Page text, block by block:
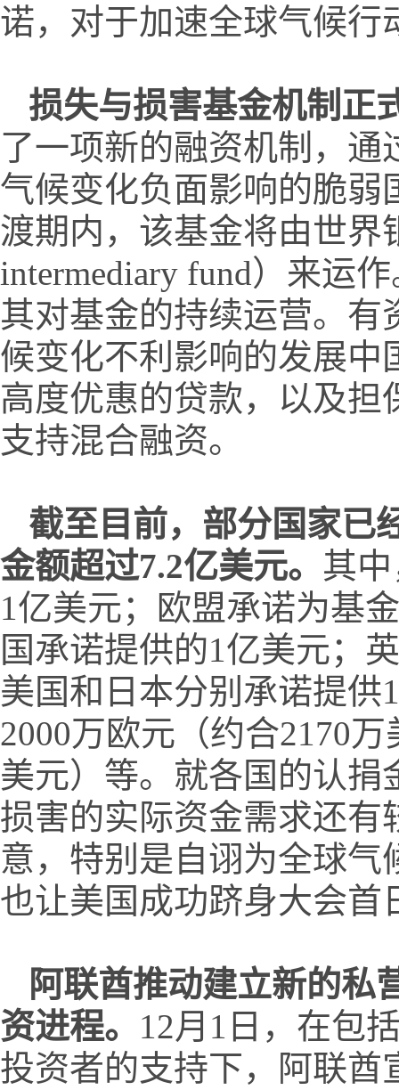
诺，对于加速全球气候行
损失与损害基金机制正
了一项新的融资机制，
气候变化负面影响的脆弱
渡期内，该基金将由世界
intermediary fund）来运
其对基金的持续运营。
候变化不利影响的发展中
高度优惠的贷款，以及
支持混合融资。
截至目前，部分国家已
金额超过7.2亿美元。 其
1亿美元；欧盟承诺为基
国承诺提供的1亿美元；
美国和日本分别承诺提供
2000万欧元（约合2170
美元）等。就各国的认
损害的实际资金需求还有
意，特别是自诩为全球气
也让美国成功跻身大会首
阿联酋推动建立新的私
资进程。 12月1日，在包
投资者的支持下，阿联酋